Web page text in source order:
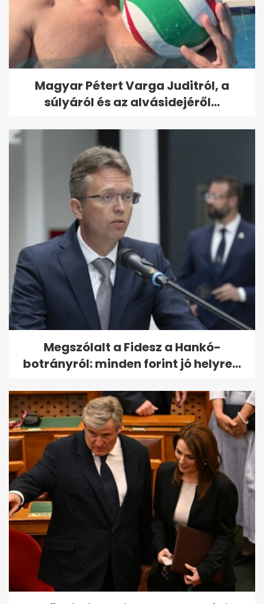
Magyar Pétert Varga Juditról, a
súlyáról és az alvásidejéről...
Megszólalt a Fidesz a Hankó-
botrányról: minden forint jó helyre...